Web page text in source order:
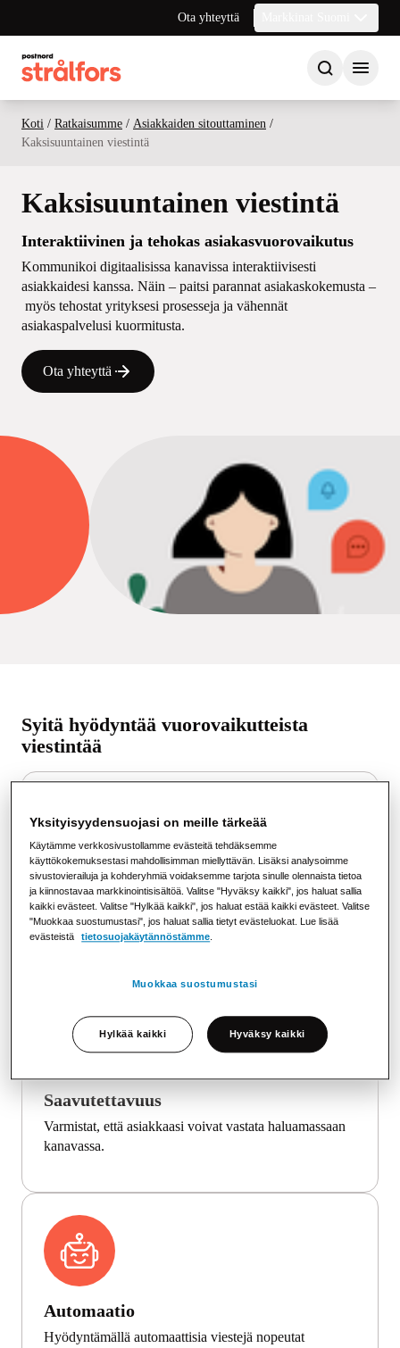
Ota yhteyttä
Koti / Ratkaisumme / Asiakkaiden sitouttaminen /
Kaksisuuntainen viestintä
Kaksisuuntainen viestintä
Interaktiivinen ja tehokas asiakasvuorovaikutus
Kommunikoi digitaalisissa kanavissa interaktiivisesti
asiakkaidesi kanssa. Näin – paitsi parannat asiakaskokemusta –
myös tehostat yrityksesi prosesseja ja vähennät
asiakaspalvelusi kuormitusta.
Ota yhteyttä
Syitä hyödyntää vuorovaikutteista
viestintää
Parantaa asiakaskokemusta
Nykypäivän kuluttajat odottavat mahdollisuutta vastata
ja vaikuttaa viestinnän sisältöön reaaliajassa.
Saavutettavuus
Varmistat, että asiakkaasi voivat vastata haluamassaan
kanavassa.
Automaatio
Hyödyntämällä automaattisia viestejä nopeutat
Yksityisyydensuojasi on meille tärkeää
Käytämme verkkosivustollamme evästeitä tehdäksemme
käyttökokemuksestasi mahdollisimman miellyttävän. Lisäksi analysoimme
sivustovierailuja ja kohderyhmiä voidaksemme tarjota sinulle olennaista tietoa
ja kiinnostavaa markkinointisisältöä. Valitse "Hyväksy kaikki", jos haluat sallia
kaikki evästeet. Valitse "Hylkää kaikki", jos haluat estää kaikki evästeet. Valitse
"Muokkaa suostumustasi", jos haluat sallia tietyt evästeluokat. Lue lisää
evästeistä
tietosuojakäytännöstämme.
Muokkaa suostumustasi
Hylkää kaikki Hyväksy kaikki